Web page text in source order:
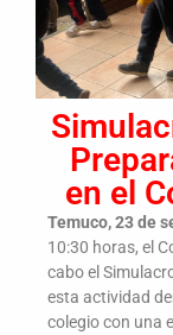
en el
Temuco, 23 de
10:30 horas, el
cabo el
esta actividad
colegio con una